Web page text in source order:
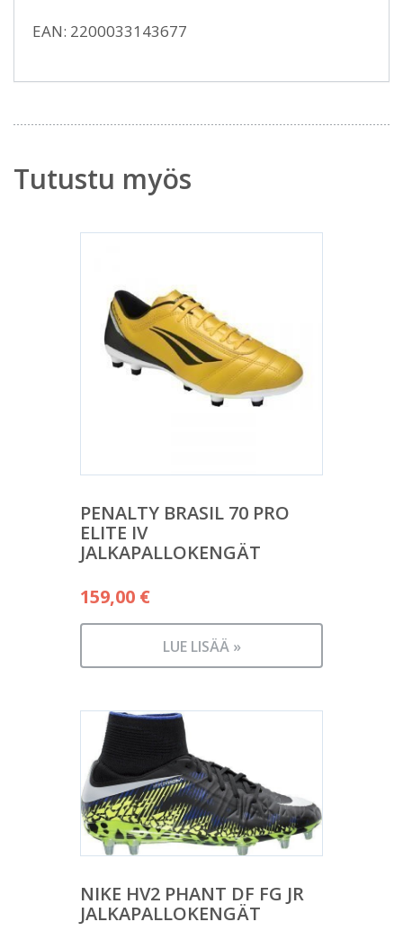
EAN: 2200033143677
Tutustu myös
PENALTY BRASIL 70 PRO
ELITE IV
JALKAPALLOKENGÄT
159,00 €
LUE LISÄÄ »
NIKE HV2 PHANT DF FG JR
JALKAPALLOKENGÄT